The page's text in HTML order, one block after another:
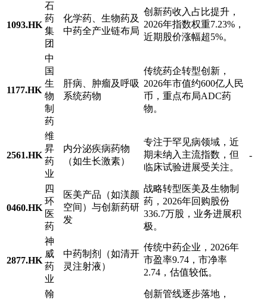
1093.HK
石
药
集
团
化学药、生物药及
中药全产业链布局
创新药收入占比提升，
2026年指数权重7.23%，
近期股价涨幅超5%。
1177.HK
中
国
生
物
制
药
肝病、肿瘤及呼吸
系统药物
传统药企转型创新，
2026年市值约600亿人民
币，重点布局ADC药
物。
2561.HK
维
昇
药
业
内分泌疾病药物
（如生长激素）
专注于罕见病领域，近
期未纳入主流指数，但
临床试验进展受关注。
-
0460.HK
四
环
医
药
医美产品（如渼颜
空间）与创新药研
发
战略转型医美及生物制
药，2026年回购股份
336.7万股，业务进展积
极。
2877.HK
神
威
药
业
中药制剂（如清开
灵注射液）
传统中药企业，2026年
市盈率9.74，市净率
2.74，估值较低。
翰
创新管线逐步落地，